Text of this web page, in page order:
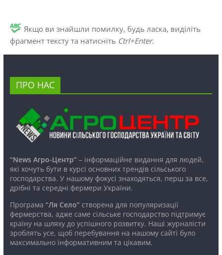
Якщо ви знайшли помилку, будь ласка, виділіть
фрагмент тексту та натисніть Ctrl+Enter.
ПРО НАС
“News Агро-Центр”– інформаційне видання для людей,
які хочуть бути в курсі основних трендів сільського
господарства. У нашому фокусі знаходяться, перш за все,
дрібні та середні фермери України.
Програма “Ля Село”створена для популяризації
фермерства, адже саме сільське господарство підтримує
країну на шляху до успішного розвитку. Наші журналісти
зроблять усе, щоб перебування на нашому сайті було
максимально інформативним та цікавим.